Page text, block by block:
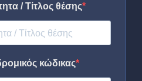
/ Τίτλος θέσης
κώδικας